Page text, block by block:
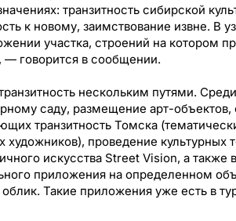
транзитность сибирской
к новому, заимствование извне. В
участка, строений на котором
— говорится в сообщении.
нескольким путями.
саду, размещение арт-объектов,
транзитность Томска
художников), проведение культурных
искусства Street Vision, а также
приложения на определенном
Такие приложения уже есть в